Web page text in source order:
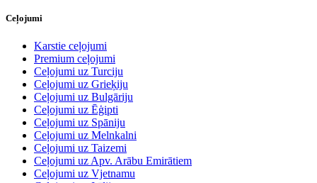
Ceļojumi
Karstie ceļojumi
Premium ceļojumi
Ceļojumi uz Turciju
Ceļojumi uz Grieķiju
Ceļojumi uz Bulgāriju
Ceļojumi uz Ēģipti
Ceļojumi uz Spāniju
Ceļojumi uz Melnkalni
Ceļojumi uz Taizemi
Ceļojumi uz Apv. Arābu Emirātiem
Ceļojumi uz Vjetnamu